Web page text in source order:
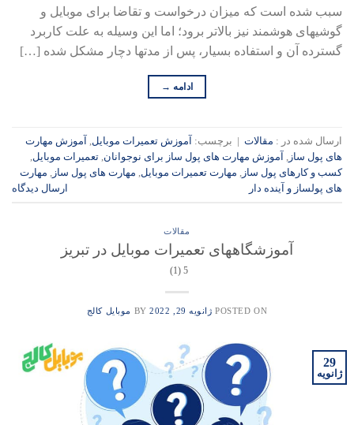
سبب شده است که میزان درخواست و تقاضا برای موبایل و
گوشیهای هوشمند نیز بالاتر برود؛ اما این وسیله به علت کاربرد
گسترده آن و استفاده بسیار، پس از مدتها دچار مشکل شده […]
ادامه →
ارسال شده در : مقالات | برچسب: آموزش تعمیرات موبایل
آموزش مهارت
های پول ساز
آموزش مهارت های پول ساز برای نوجوانان تعمیرات موبایل
کسب و کارهای پول ساز
مهارت تعمیرات موبایل مهارت های پول ساز
مهارت
های پولساز و آینده دار
ارسال دیدگاه
مقالات
آموزشگاههای تعمیرات موبایل در تبریز
5 (1)
POSTED ON ژانویه 29, 2022 BY موبایل کالج
29
ژانویه